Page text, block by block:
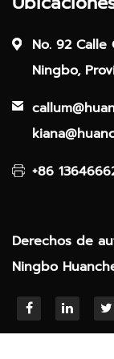
No. 92
Ningbo,
+86
Derechos de
Ningbo